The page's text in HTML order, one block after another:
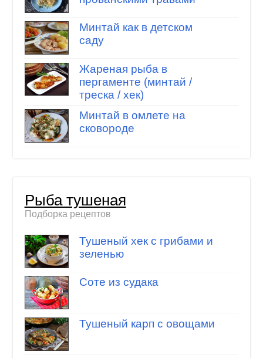
Минтай как в детском
саду
Жареная рыба в
пергаменте (минтай /
треска / хек)
Минтай в омлете на
сковороде
Рыба тушеная
Подборка рецептов
Тушеный хек с грибами и
зеленью
Соте из судака
Тушеный карп с овощами